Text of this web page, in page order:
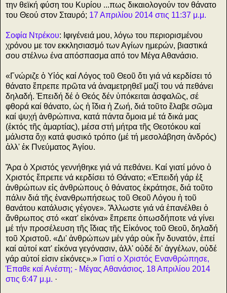
την θεϊκή φύση του Κυρίου ...πως δικαιολογούν τον θάνατο
του Θεού στον Σταυρό; 17 Απριλίου 2014 στις 11:37 μ.μ.
Σοφία Ντρέκου: Ιφιγένειά μου, λόγω του περιορισμένου
χρόνου με τον εκκλησιασμό των Αγίων ημερών, βιαστικά
σου στέλνω ένα απόσπασμα από τον Μέγα Αθανάσιο.
«Γνώριζε ὁ Υἱός καί Λόγος τοῦ Θεοῦ ὅτι γιά νά κερδίσει τό
θάνατο ἔπρεπε πρῶτα νά ἀναμετρηθεῖ μαζί του νά πεθάνει
δηλαδή. Ἐπειδή δέ ὁ Θεός δέν ὑπόκειται ἀσφαλῶς, σέ
φθορά καί θάνατο, ὡς ἡ ἴδια ἡ Ζωή, διά τοῦτο ἔλαβε σῶμα
καί ψυχή ἀνθρώπινα, κατά πάντα ὅμοια μέ τά δικά μας
(ἐκτός τῆς ἁμαρτίας), μέσα στή μήτρα τῆς Θεοτόκου καί
μάλιστα ὄχι κατά φυσικό τρόπο (μέ τή μεσολάβηση ἀνδρός)
ἀλλ' ἐκ Πνεύματος Ἁγίου.
Ἄρα ὁ Χριστός γεννήθηκε γιά νά πεθάνει. Καί γιατί μόνο ὁ
Χριστός ἔπρεπε νά κερδίσει τό Θάνατο; «Ἐπειδή γάρ ἐξ
ἀνθρώπων εἰς ἀνθρώπους ὁ θάνατος ἐκράτησε, διά τοῦτο
πάλιν διά τῆς ἐνανθρωπήσεως τοῦ Θεοῦ Λόγου ἡ τοῦ
θανάτου κατάλυσις γέγονε». Ἄλλωστε γιά νά ἐπανέλθει ὁ
ἄνθρωπος στό «κατ' εἰκόνα» ἔπρεπε ὁπωσδήποτε νά γίνει
μέ τήν προσέλευση τῆς ἴδιας τῆς Εἰκόνος τοῦ Θεοῦ, δηλαδή
τοῦ Χριστοῦ. «Δι' ἀνθρώπων μέν γάρ οὐκ ἦν δυνατόν, ἐπεί
καί αὐτοί κατ' εἰκόνα γεγόνασιν, ἀλλ' οὐδέ δι' ἀγγέλων, οὐδέ
γάρ αὐτοί εἰσιν εἰκόνες».» Γιατί ο Χριστός Ενανθρώπησε,
Έπαθε καί Ανέστη; - Μέγας Αθανάσιος. 18 Απριλίου 2014
στις 6:47 μ.μ. ·